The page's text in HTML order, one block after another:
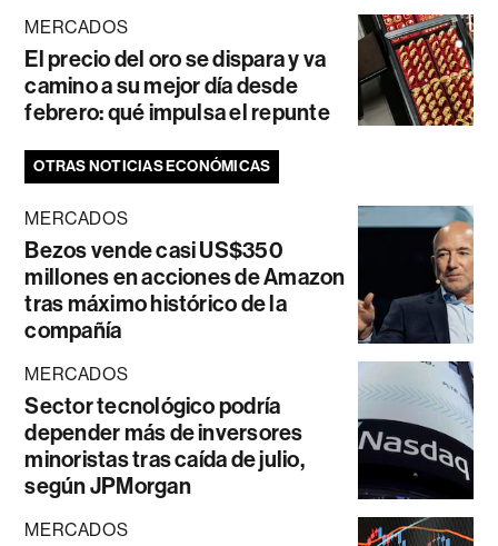
MERCADOS
El precio del oro se dispara y va
camino a su mejor día desde
febrero: qué impulsa el repunte
OTRAS NOTICIAS ECONÓMICAS
MERCADOS
Bezos vende casi US$350
millones en acciones de Amazon
tras máximo histórico de la
compañía
MERCADOS
Sector tecnológico podría
depender más de inversores
minoristas tras caída de julio,
según JPMorgan
MERCADOS